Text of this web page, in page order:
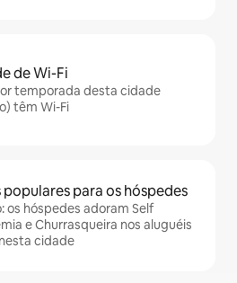
de Wi-Fi
temporada desta cidade
têm Wi-Fi
para os hóspedes
os hóspedes adoram Self
e Churrasqueira nos aluguéis
cidade